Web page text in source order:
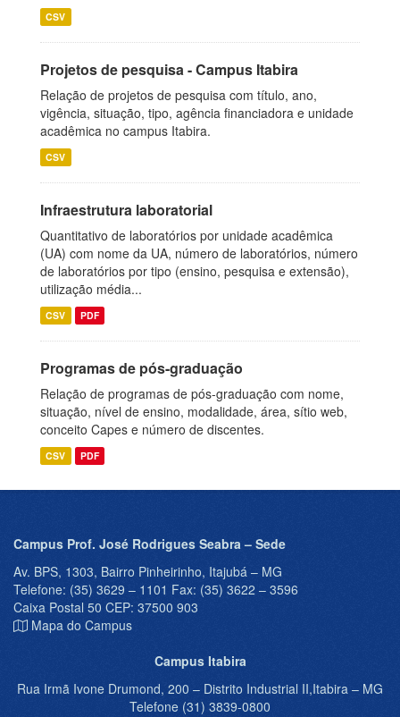
CSV
Projetos de pesquisa - Campus Itabira
Relação de projetos de pesquisa com título, ano,
vigência, situação, tipo, agência financiadora e unidade
acadêmica no campus Itabira.
CSV
Infraestrutura laboratorial
Quantitativo de laboratórios por unidade acadêmica
(UA) com nome da UA, número de laboratórios, número
de laboratórios por tipo (ensino, pesquisa e extensão),
utilização média...
CSV PDF
Programas de pós-graduação
Relação de programas de pós-graduação com nome,
situação, nível de ensino, modalidade, área, sítio web,
conceito Capes e número de discentes.
CSV PDF
Campus Prof. José Rodrigues Seabra – Sede
Av. BPS, 1303, Bairro Pinheirinho, Itajubá – MG
Telefone: (35) 3629 – 1101 Fax: (35) 3622 – 3596
Caixa Postal 50 CEP: 37500 903
Mapa do Campus
Campus Itabira
Rua Irmã Ivone Drumond, 200 – Distrito Industrial II,Itabira – MG
Telefone (31) 3839-0800